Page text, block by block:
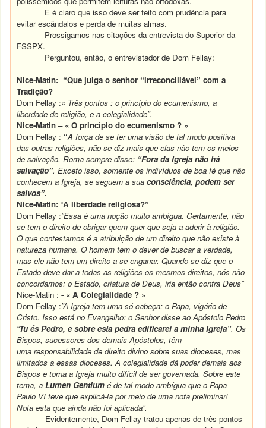
E é claro que isso deve ser feito com prudência para
evitar escândalos e perda de muitas almas.
Prossigamos nas citações da entrevista do Superior da
FSSPX.
Perguntou, então, o entrevistador de Dom Fellay:
Nice-Matin: -“Que julga o senhor “irreconciliável” com a
Tradição?
Dom Fellay :« Três pontos : o princípio do ecumenismo, a
liberdade de religião, e a colegialidade”.
Nice-Matin – « O princípio do ecumenismo ? »
Dom Fellay : “À força de se ter uma visão de tal modo positiva
das outras religiões, não se diz mais que elas não tem os meios
de salvação. Roma sempre disse: “Fora da Igreja não há
salvação”. Exceto isso, somente os indivíduos de boa fé que não
conhecem a Igreja, se seguem a suaconsciência, podem ser
salvos”.
Nice-Matin: “A liberdade religiosa?”
Dom Fellay :”Essa é uma noção muito ambígua. Certamente, não
se tem o direito de obrigar quem quer que seja a aderir à religião.
O que contestamos é a atribuição de um direito que não existe à
natureza humana. O homem tem o dever de buscar a verdade,
mas ele não tem um direito a se enganar. Quando se diz que o
Estado deve dar a todas as religiões os mesmos direitos, nós não
concordamos: o Estado, criatura de Deus, iria então contra Deus”
Nice-Matin :- « A Colegialidade ? »
Dom Fellay :”A Igreja tem uma só cabeça: o Papa, vigário de
Cristo. Isso está no Evangelho: o Senhor disse ao Apóstolo Pedro
“Tu és Pedro, e sobre esta pedra edificarei a minha Igreja”. Os
Bispos, sucessores dos demais Apóstolos, têm
uma responsabilidade de direito divino sobre suas dioceses, mas
limitados a essas dioceses. A colegialidade dá poder demais aos
Bispos e torna a Igreja muito difícil de ser governada. Sobre este
tema, aLumen Gentium é de tal modo ambígua que o Papa
Paulo VI teve que explicá-la por meio de uma nota preliminar!
Nota esta que ainda não foi aplicada”.
Evidentemente, Dom Fellay tratou apenas de três pontos